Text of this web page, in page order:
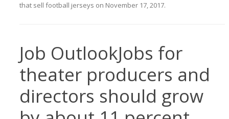
that sell football jerseys on November 17, 2017.
Job OutlookJobs for
theater producers and
directors should grow